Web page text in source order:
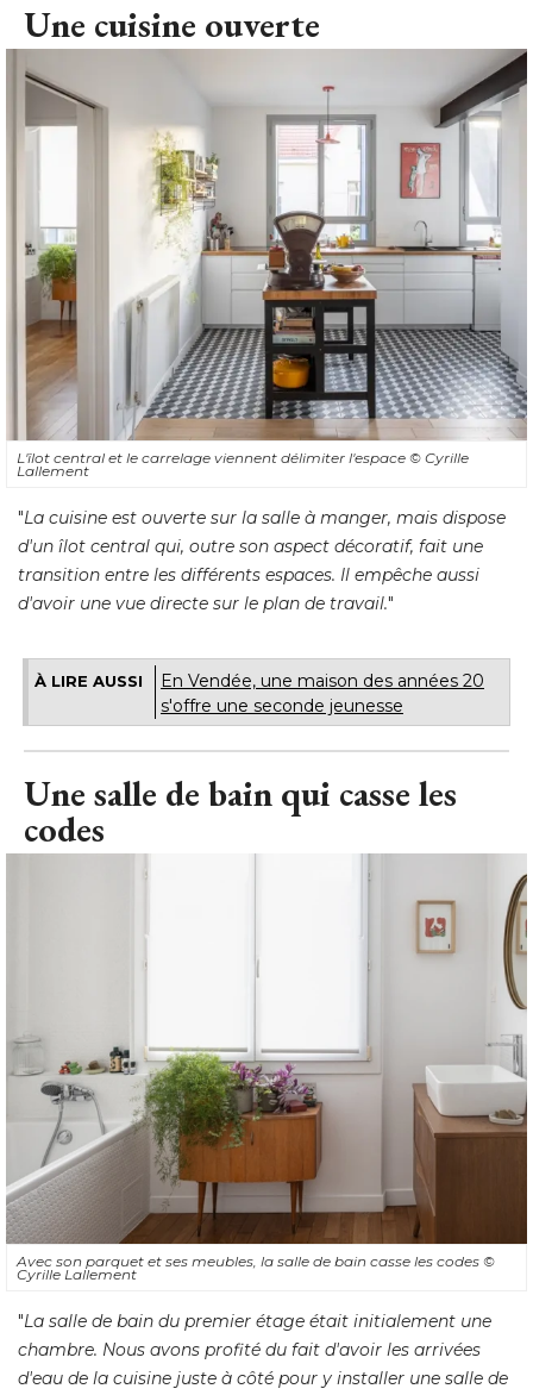
Une cuisine ouverte
L'îlot central et le carrelage viennent délimiter l'espace © Cyrille
Lallement
"La cuisine est ouverte sur la salle à manger, mais dispose
d'un îlot central qui, outre son aspect décoratif, fait une
transition entre les différents espaces. Il empêche aussi
d'avoir une vue directe sur le plan de travail."
À LIRE AUSSI
En Vendée, une maison des années 20
s'offre une seconde jeunesse
Une salle de bain qui casse les
codes
Avec son parquet et ses meubles, la salle de bain casse les codes ©
Cyrille Lallement
"La salle de bain du premier étage était initialement une
chambre. Nous avons profité du fait d'avoir les arrivées
d'eau de la cuisine juste à côté pour y installer une salle de